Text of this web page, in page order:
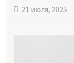
21 июля, 2025